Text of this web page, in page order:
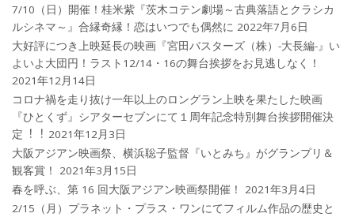
7/10（日）開催！桂米紫『茨木コテン劇場～古典落語とクラシカ
ルシネマ～』合縁奇縁！恋はいつでも偶然に 2022年7月6日
大好評につき上映延長の映画『宮田バスターズ（株）-大長編-』い
よいよ大団円！ラスト12/14・16の舞台挨拶をお見逃しなく！
2021年12月14日
コロナ禍を⾛り抜け⼀年以上のロングラン上映を果たした映画
『ひとくず』シアターセブンにて１周年記念特別舞台挨拶開催決
定︕︕ 2021年12月3日
大阪アジアン映画祭、横浜聡子監督『いとみち』がグランプリ＆
観客賞！
2021年3月15日
春を呼ぶ、第 16 回大阪アジアン映画祭開催！
2021年3月4日
2/15（月）プラネット・プラス・ワンにてフィルム作品の歴史と